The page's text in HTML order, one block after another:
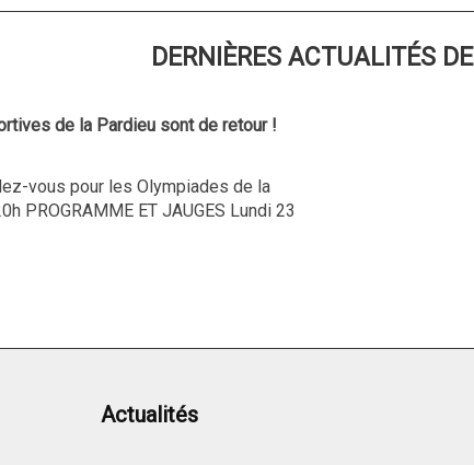
DERNIÈRES ACTUALITÉS DE
de la Pardieu sont de retour !
vous pour les Olympiades de la
PROGRAMME ET JAUGES Lundi 23
Actualités